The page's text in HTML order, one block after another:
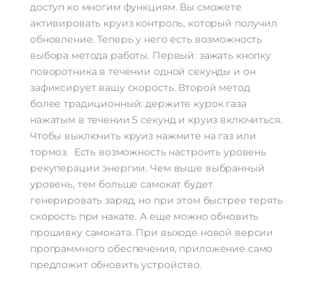
доступ ко многим функциям. Вы сможете
активировать круиз контроль, который получил
обновление. Теперь у него есть возможность
выбора метода работы. Первый: зажать кнопку
поворотника в течении одной секунды и он
зафиксирует вашу скорость. Второй метод
более традиционный: держите курок газа
нажатым в течении 5 секунд и круиз включиться.
Чтобы выключить круиз нажмите на газ или
тормоз. Есть возможность настроить уровень
рекуперации энергии. Чем выше выбранный
уровень, тем больше самокат будет
генерировать заряд, но при этом быстрее терять
скорость при накате. А еще можно обновить
прошивку самоката. При выходе новой версии
программного обеспечения, приложение само
предложит обновить устройство.